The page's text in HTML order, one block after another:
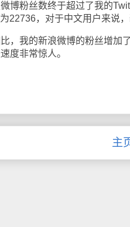
粉丝数终于超过了我的
22736，对于中文用户来说
我的新浪微博的粉丝增加
度非常惊人。
主